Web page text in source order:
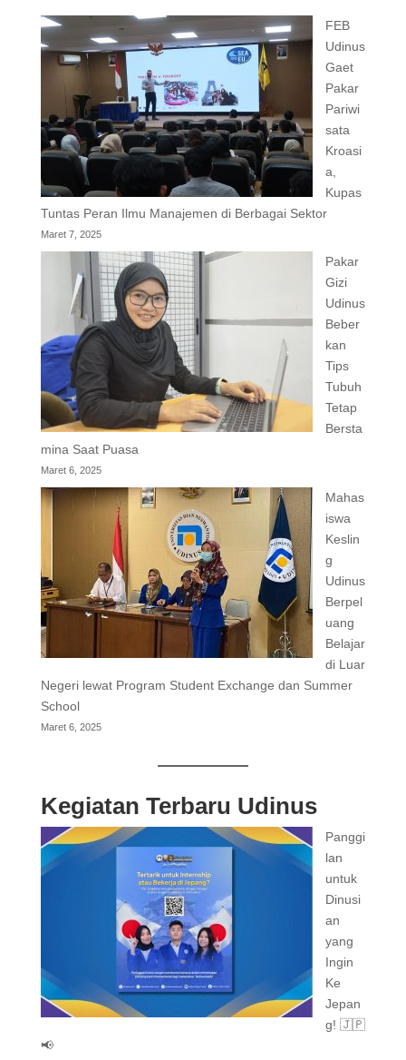
FEB
Udinus
Gaet
Pakar
Pariwi
sata
Kroasi
a,
Kupas
Tuntas Peran Ilmu Manajemen di Berbagai Sektor
Maret 7, 2025
Pakar
Gizi
Udinus
Beber
kan
Tips
Tubuh
Tetap
Bersta
mina Saat Puasa
Maret 6, 2025
Mahas
iswa
Keslin
g
Udinus
Berpel
uang
Belajar
di Luar
Negeri lewat Program Student Exchange dan Summer
School
Maret 6, 2025
Kegiatan Terbaru Udinus
Panggi
lan
untuk
Dinusi
an
yang
Ingin
Ke
Jepan
g! 🇯🇵
📢